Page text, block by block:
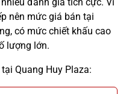
nên mức giá bán tại
có mức chiết khấu cao
lượng lớn.
Quang Huy Plaza: